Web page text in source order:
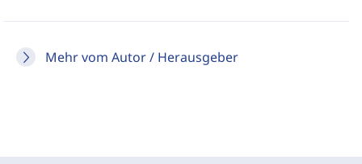
Mehr vom Autor / Herausgeber